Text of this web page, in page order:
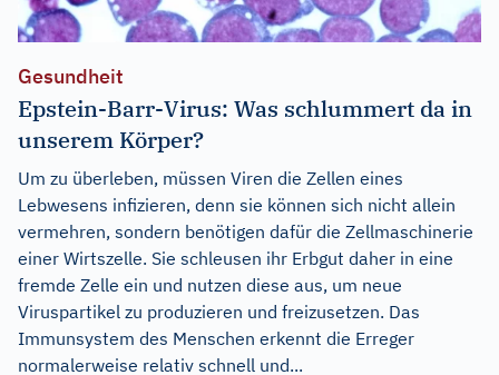
Gesundheit
Epstein-Barr-Virus: Was schlummert da in
unserem Körper?
Um zu überleben, müssen Viren die Zellen eines
Lebwesens infizieren, denn sie können sich nicht allein
vermehren, sondern benötigen dafür die Zellmaschinerie
einer Wirtszelle. Sie schleusen ihr Erbgut daher in eine
fremde Zelle ein und nutzen diese aus, um neue
Viruspartikel zu produzieren und freizusetzen. Das
Immunsystem des Menschen erkennt die Erreger
normalerweise relativ schnell und...